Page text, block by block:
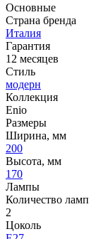
Основные
Страна бренда
Италия
Гарантия
12 месяцев
Стиль
модерн
Коллекция
Enio
Размеры
Ширина, мм
200
Высота, мм
170
Лампы
Количество ламп
2
Цоколь